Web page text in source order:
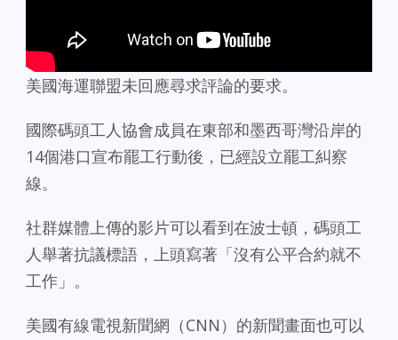
美國海運聯盟未回應尋求評論的要求。
國際碼頭工人協會成員在東部和墨西哥灣沿岸的
14個港口宣布罷工行動後，已經設立罷工糾察
線。
社群媒體上傳的影片可以看到在波士頓，碼頭工
人舉著抗議標語，上頭寫著「沒有公平合約就不
工作」。
美國有線電視新聞網（CNN）的新聞畫面也可以